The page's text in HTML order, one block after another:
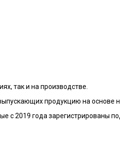
так и на производстве.
продукцию на основе
с 2019 года зарегистрированы